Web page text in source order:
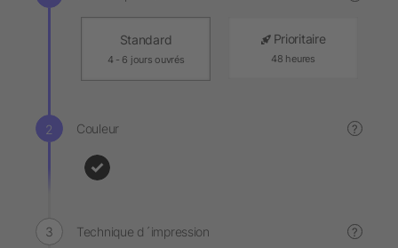
Standard
4 - 6 jours ouvrés
Prioritaire
48 heures
Couleur ?
Technique d´impression ?